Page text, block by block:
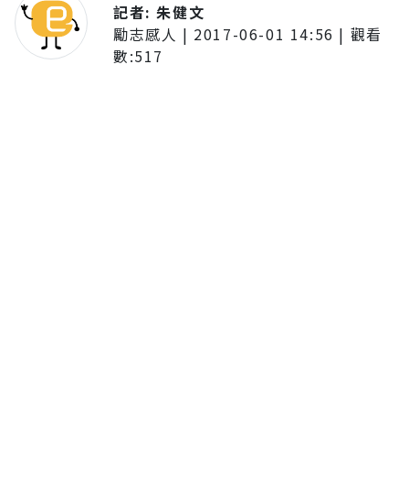
記者:朱健文
勵志感人 | 2017-06-01 14:56 | 觀看
數:517